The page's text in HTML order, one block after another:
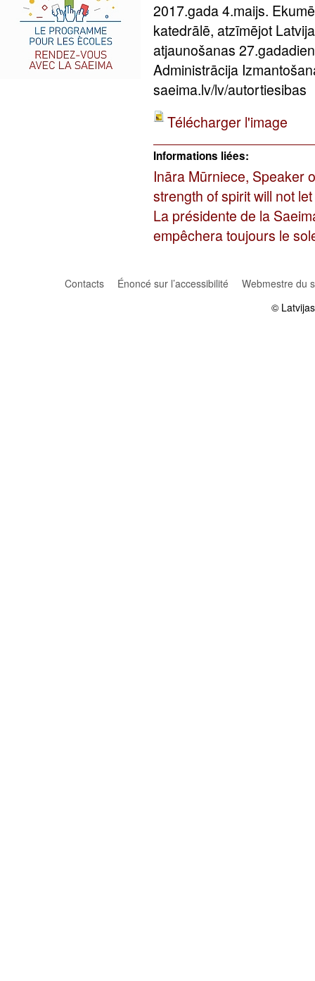
2017.gada 4.maijs.
katedrālē, atzīmējot
atjaunošanas
Administrācija
saeima.lv/lv/autortiesibas
Télécharger l'image
Informations liées:
Ināra Mūrniece, Speaker
strength of spirit will not
La présidente de la
empêchera toujours le
Contacts Énoncé sur l’accessibilité
Webmestre du
©